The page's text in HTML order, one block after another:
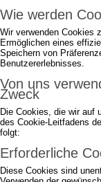
Wie werden
Wir verwenden Cookies
Ermöglichen eines
Speichern von
Benutzererlebnisses.
Von uns
Zweck
Die Cookies, die wir auf
des Cookie-Leitfadens
folgt:
Erforderliche
Diese Cookies sind